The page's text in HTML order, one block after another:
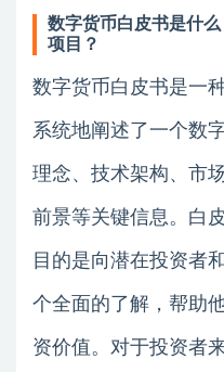
数字货币白皮书是什
项目？
数字货币白皮书是一
系统地阐述了一个数
理念、技术架构、市
前景等关键信息。白
目的是向潜在投资者
个全面的了解，帮助
资价值。对于投资者